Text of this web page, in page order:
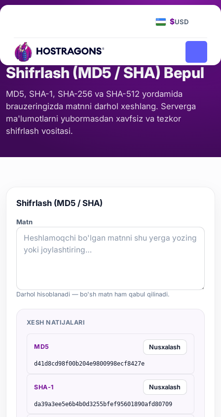
$USD
Shifrlash (MD5 / SHA) Bepul
MD5, SHA-1, SHA-256 va SHA-512 yordamida
brauzeringizda matnni darhol xeshlang. Serverga
ma'lumotlarni yubormasdan xavfsiz va tezkor
shifrlash vositasi.
Shifrlash (MD5 / SHA)
Matn
Darhol hisoblanadi — bo'sh matn ham qabul qilinadi.
XESH NATIJALARI
MD5
d41d8cd98f00b204e9800998ecf8427e
Nusxalash
SHA-1
da39a3ee5e6b4b0d3255bfef95601890afd80709
Nusxalash